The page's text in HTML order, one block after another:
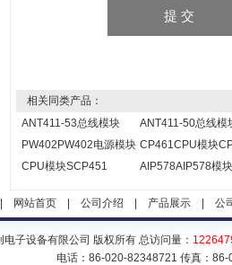
相关同类产品：
ANT411-53总线模块
ANT411-50总线模
PW402PW402电源模块 CP461CPU模块
CPU模块SCP451
AIP578AIP578模块
网站首页| 公司介绍 产品展示| 公
电子设备有限公司 版权所有 总访问量：
电话：86-020-82348721 传真：